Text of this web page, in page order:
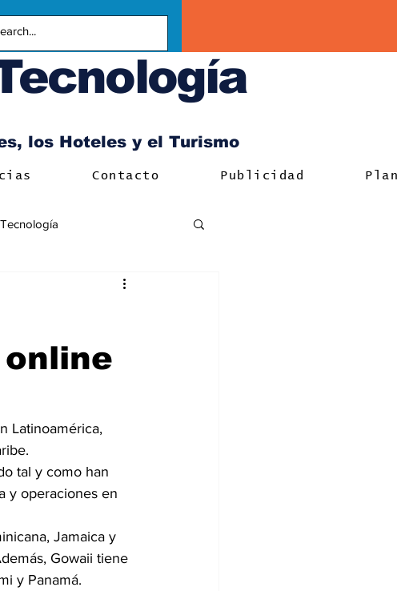
los Hoteles y el Turismo
Contacto Publicidad
Tecnología
Latinoamérica,
tal y como han
y operaciones en
Jamaica y
Gowaii tiene
y Panamá.